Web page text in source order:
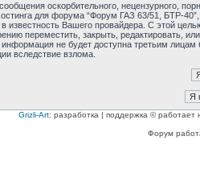
оскорбительного, нецензурного,
для форума “Форум ГАЗ 63/51, БТР-
известность Вашего провайдера. С этой
переместить, закрыть, редактировать,
не будет доступна третьим
вследствие взлома.
Grizli-Art: разработка | поддержка © работает
Форум